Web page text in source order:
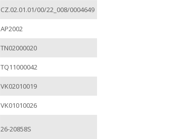
CZ.02.01.01/00/22_008/0004649
AP2002
TN02000020
TQ11000042
VK02010019
VK01010026
26-20858S